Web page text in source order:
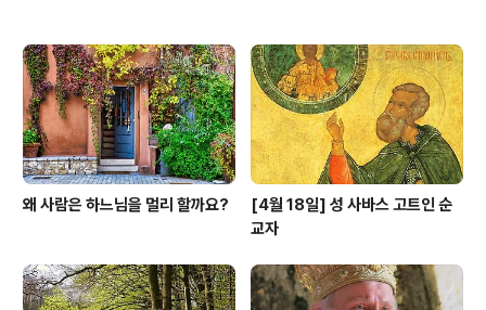
왜 사람은 하느님을 멀리 할까요?
[4월 18일] 성 사바스 고트인 순
교자